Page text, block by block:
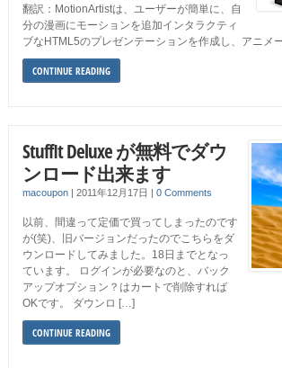
翻訳：MotionArtistは、ユーザーが簡単に、自
分の漫画にモーションを追加インタラクティ
ブなHTML5のプレゼンテーションを作成し、アニメ
CONTINUE READING
StuffIt Deluxe が無料でダウ
ンロード出来ます
macoupon| 2011年12月17日 | 0 Comments
以前、間違って定価で買ってしまったのです
が(笑)、旧バージョンだったのでこちらをダ
ウンロードしてみました。18日までとなっ
ています。 ログインが必要なのと、バック
アップオプション？はカートで削除すれば
OKです。 ダウンロ […]
CONTINUE READING